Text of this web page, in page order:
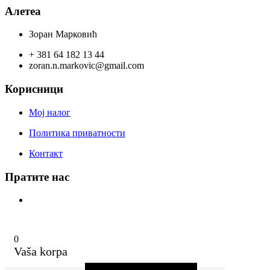
Алетеа
Зоран Марковић
+ 381 64 182 13 44
zoran.n.markovic@gmail.com
Корисници
Мој налог
Политика приватности
Контакт
Пратите нас
0
Vaša korpa